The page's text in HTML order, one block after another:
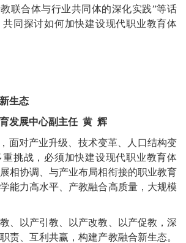
联合体与行业共同体的深化实践”等话
同探讨如何加快建设现代职业教育体
生态
展中心副主任 黄 辉
对产业升级、技术变革、人口结构变
挑战，必须加快建设现代职业教育体
相协调、与产业布局相衔接的职业教育
能力高水平、产教融合高质量，大规模
以产引教、以产改教、以产促教，深
责、互利共赢，构建产教融合新生态。